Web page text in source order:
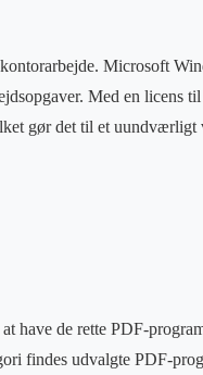
Microsoft
Med en licens
gør det til et
have de rette PDF-
findes udvalgte PDF-